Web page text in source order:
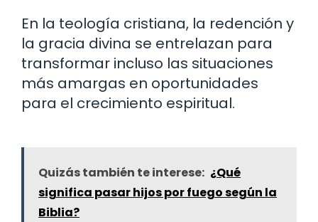
En la teología cristiana, la redención y
la gracia divina se entrelazan para
transformar incluso las situaciones
más amargas en oportunidades
para el crecimiento espiritual.
Quizás también te interese: ¿Qué
significa pasar hijos por fuego según la
Biblia?